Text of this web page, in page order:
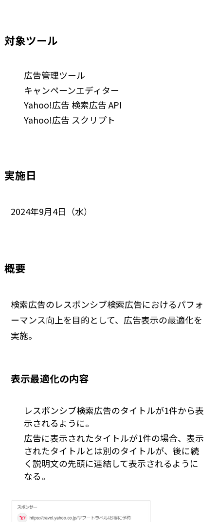
対象ツール
広告管理ツール
キャンペーンエディター
Yahoo!広告 検索広告 API
Yahoo!広告 スクリプト
実施日
2024年9月4日（水）
概要
検索広告のレスポンシブ検索広告におけるパフォ
ーマンス向上を目的として、広告表示の最適化を
実施。
表示最適化の内容
レスポンシブ検索広告のタイトルが1件から表
示されるように。
広告に表示されたタイトルが1件の場合、表示
されたタイトルとは別のタイトルが、後に続
く説明文の先頭に連結して表示されるように
なる。